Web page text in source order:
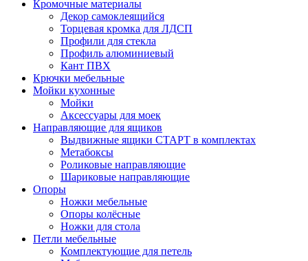
Кромочные материалы
Декор самоклеящийся
Торцевая кромка для ЛДСП
Профили для стекла
Профиль алюминиевый
Кант ПВХ
Крючки мебельные
Мойки кухонные
Мойки
Аксессуары для моек
Направляющие для ящиков
Выдвижные ящики СТАРТ в комплектах
Метабоксы
Роликовые направляющие
Шариковые направляющие
Опоры
Ножки мебельные
Опоры колёсные
Ножки для стола
Петли мебельные
Комплектующие для петель